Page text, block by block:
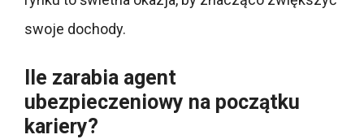
swoje dochody.
Ile zarabia agent
ubezpieczeniowy na początku
kariery?